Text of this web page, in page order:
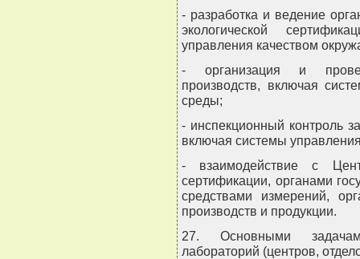
- разработка и ведение
экологической
управления качеством
- организация и
производств, включая
среды;
- инспекционный контроль
включая системы
- взаимодействие с
сертификации, органами
средствами измерений,
производств и продукции.
27. Основными
лабораторий (центров,